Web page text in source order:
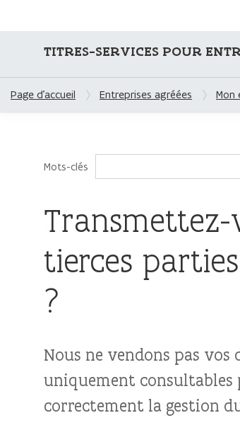
TITRES-SERVICES POUR
Page d'accueil Entreprises agréées Mon
Mots-clés
Transmettez-
tierces
?
Nous ne vendons pas vos
uniquement consultables
correctement la gestion